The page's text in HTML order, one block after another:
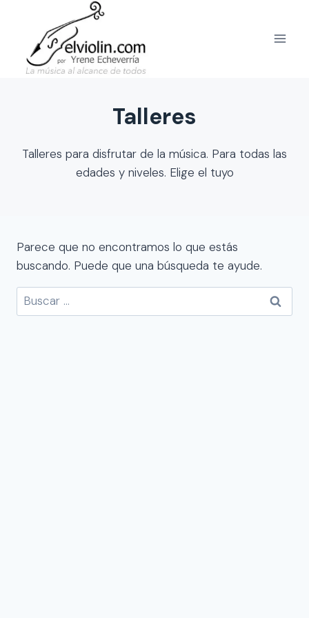
contenido
Talleres
Talleres para disfrutar de la música. Para todas las
edades y niveles. Elige el tuyo
Parece que no encontramos lo que estás
buscando. Puede que una búsqueda te ayude.
Buscar: